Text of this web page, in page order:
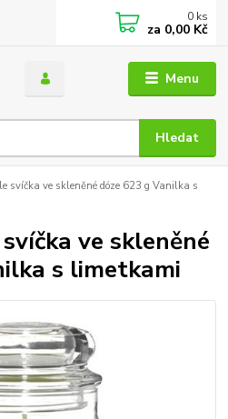
Menu
Hledat
0 ks
za 0,00 Kč
svíčka ve skleněné dóze 623 g Vanilka s
ve skleněné
s limetkami